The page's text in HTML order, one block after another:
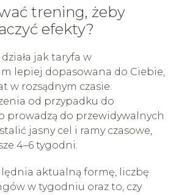
trening, żeby
efekty?
jak taryfa w
lepiej dopasowana do Ciebie,
w rozsądnym czasie.
od przypadku do
prowadzą do przewidywalnych
jasny cel i ramy czasowe,
4–6 tygodni.
aktualną formę, liczbę
w tygodniu oraz to, czy